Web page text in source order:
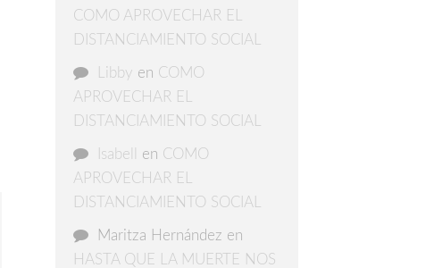
COMO APROVECHAR EL
DISTANCIAMIENTO SOCIAL
Libby en COMO
APROVECHAR EL
DISTANCIAMIENTO SOCIAL
Isabell en COMO
APROVECHAR EL
DISTANCIAMIENTO SOCIAL
Maritza Hernández en
HASTA QUE LA MUERTE NOS